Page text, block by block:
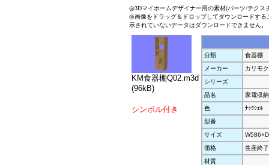
◎3Dマイホームデザイナー用の素材(パーツ/テクス
◎画像をドラッグ＆ドロップしてダウンロードす
示されていないデータはダウンロードできません。
KM食器棚Q02.m3d
(96kB)
シンボル付き
分類
食器棚
メーカー
カリモ
シリーズ
品名
家電収
色
ﾅｯﾂｼｪﾙ
型番
サイズ
価格
生産終了
材質